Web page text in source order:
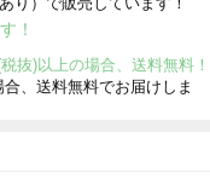
！
、送料無料でお届けしま